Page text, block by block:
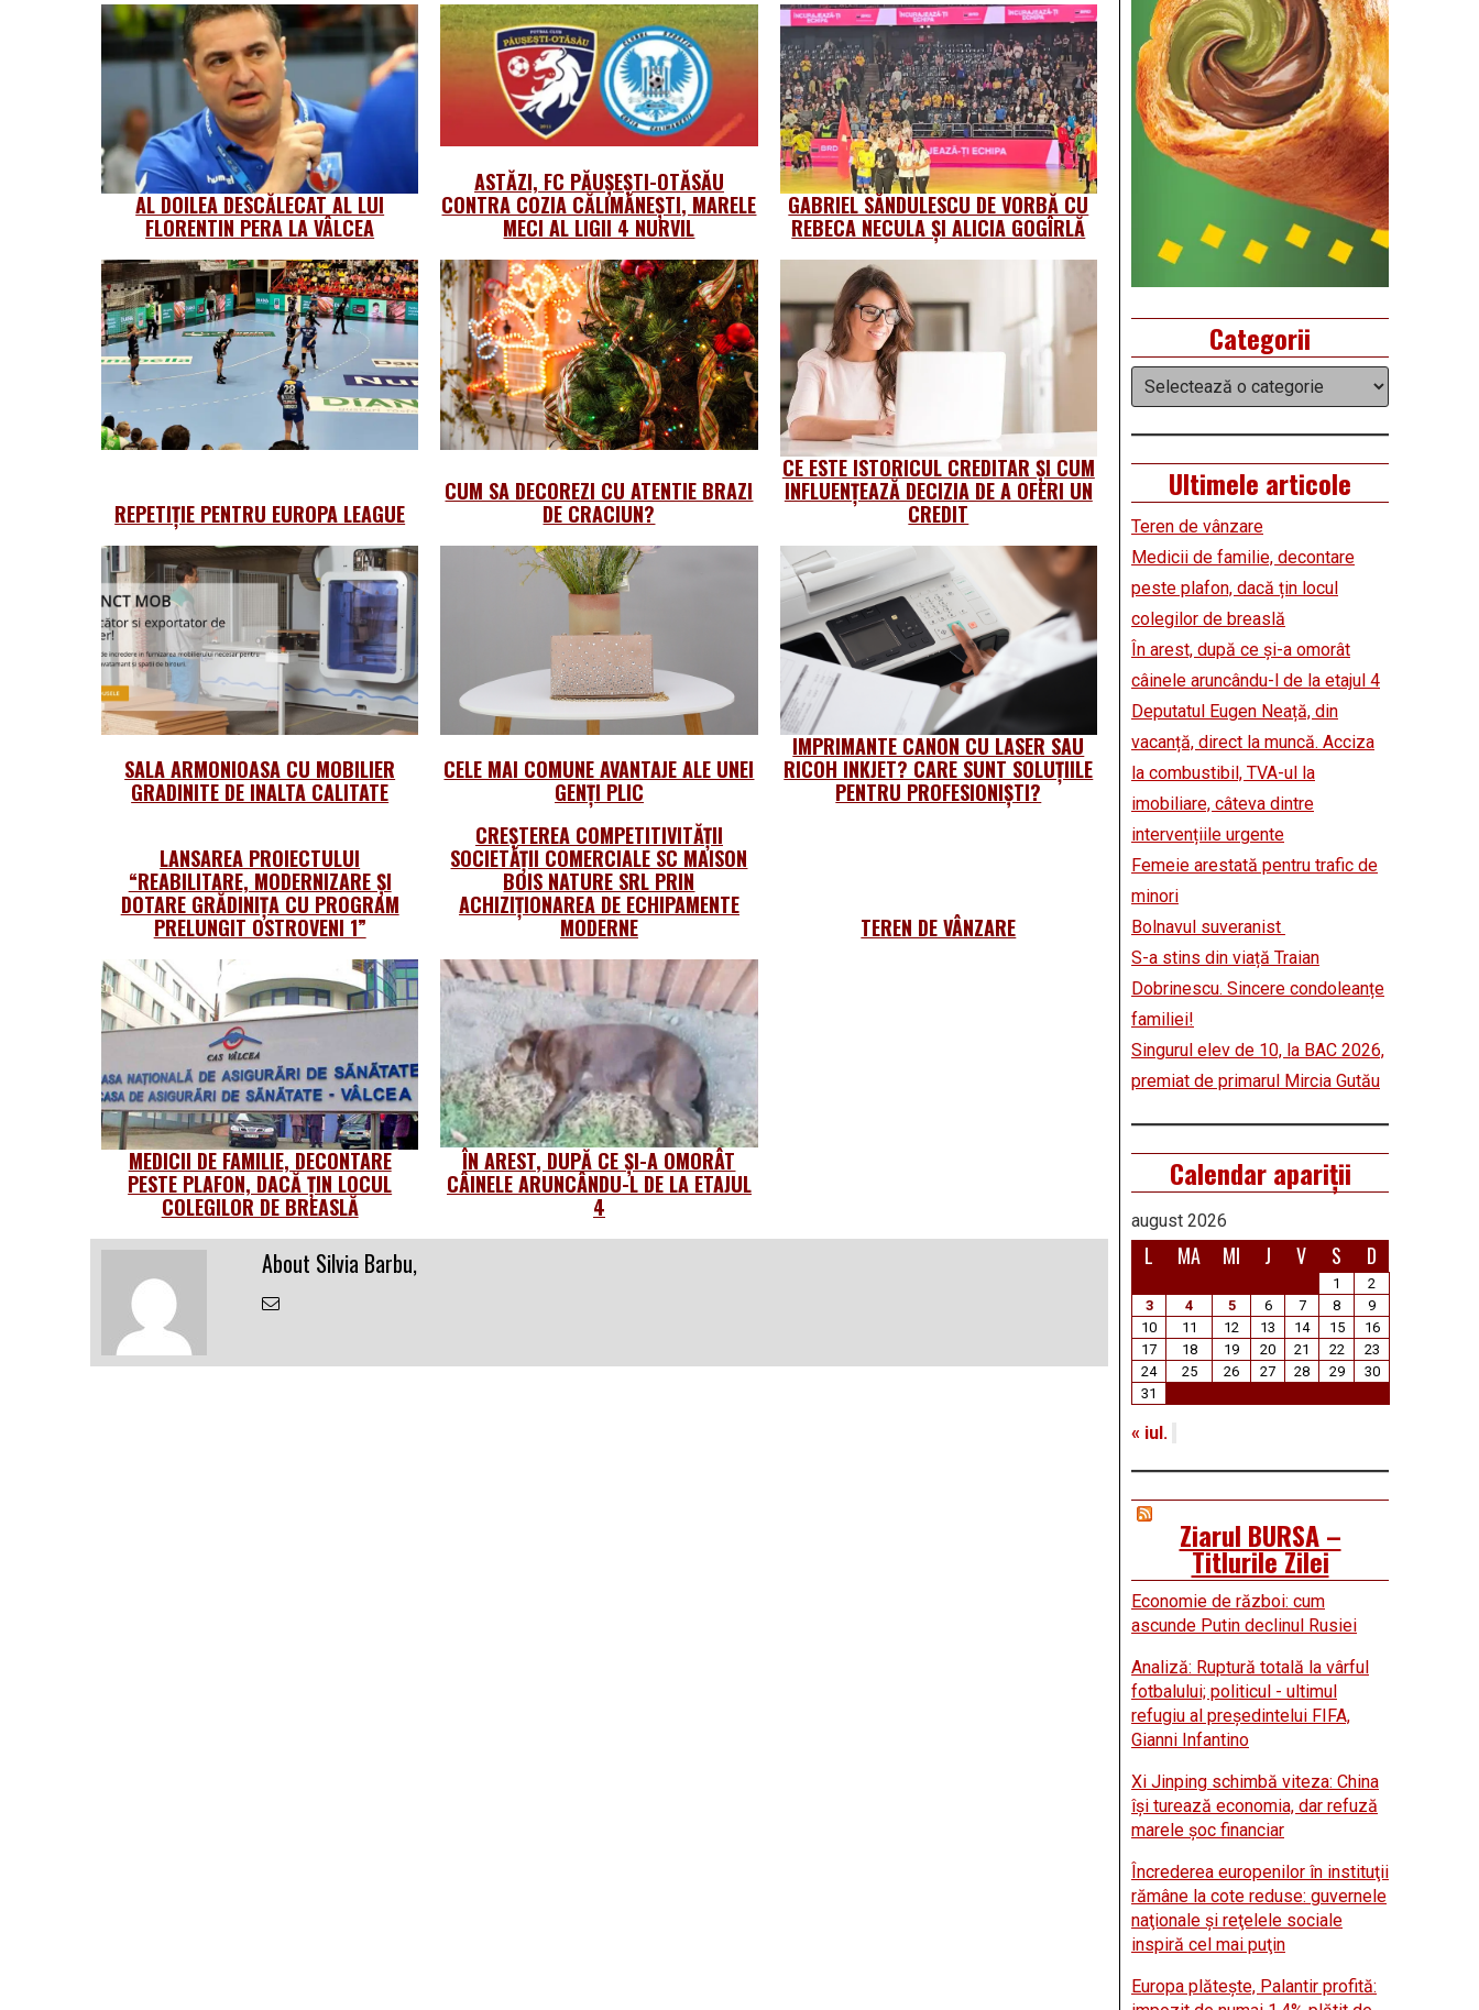
AL DOILEA DESCĂLECAT AL LUI
FLORENTIN PERA LA VÂLCEA
ASTĂZI, FC PĂUȘEȘTI-OTĂSĂU
CONTRA COZIA CĂLIMĂNEȘTI, MARELE
MECI AL LIGII 4 NURVIL
GABRIEL SĂNDULESCU DE VORBĂ CU
REBECA NECULA ȘI ALICIA GOGÎRLĂ
REPETIȚIE PENTRU EUROPA LEAGUE
CUM SA DECOREZI CU ATENTIE BRAZI
DE CRACIUN?
CE ESTE ISTORICUL CREDITAR ȘI CUM
INFLUENȚEAZĂ DECIZIA DE A OFERI UN
CREDIT
SALA ARMONIOASA CU MOBILIER
GRADINITE DE INALTA CALITATE
CELE MAI COMUNE AVANTAJE ALE UNEI
GENȚI PLIC
IMPRIMANTE CANON CU LASER SAU
RICOH INKJET? CARE SUNT SOLUȚIILE
PENTRU PROFESIONIŞTI?
LANSAREA PROIECTULUI
“REABILITARE, MODERNIZARE ȘI
DOTARE GRĂDINIȚA CU PROGRAM
PRELUNGIT OSTROVENI 1”
CREȘTEREA COMPETITIVITĂȚII
SOCIETĂȚII COMERCIALE SC MAISON
BOIS NATURE SRL PRIN
ACHIZIȚIONAREA DE ECHIPAMENTE
MODERNE
TEREN DE VÂNZARE
MEDICII DE FAMILIE, DECONTARE
PESTE PLAFON, DACĂ ȚIN LOCUL
COLEGILOR DE BREASLĂ
ÎN AREST, DUPĂ CE ȘI-A OMORÂT
CÂINELE ARUNCÂNDU-L DE LA ETAJUL
4
About Silvia Barbu,
Email
Categorii
Categorii
Ultimele articole
Teren de vânzare
Medicii de familie, decontare
peste plafon, dacă țin locul
colegilor de breaslă
În arest, după ce și-a omorât
câinele aruncându-l de la etajul 4
Deputatul Eugen Neață, din
vacanță, direct la muncă. Acciza
la combustibil, TVA-ul la
imobiliare, câteva dintre
intervențiile urgente
Femeie arestată pentru trafic de
minori
Bolnavul suveranist
S-a stins din viață Traian
Dobrinescu. Sincere condoleanțe
familiei!
Singurul elev de 10, la BAC 2026,
premiat de primarul Mircia Gutău
Calendar apariții
august 2026
L MA MI J V S D
1
2
3
4 5 6 7 8
9
10
11 12 13 14 15
16
17
18 19 20 21 22
23
24
25 26 27 28 29
30
31
« iul.
Ziarul BURSA –
Titlurile Zilei
Economie de război: cum
ascunde Putin declinul Rusiei
Analiză: Ruptură totală la vârful
fotbalului; politicul - ultimul
refugiu al preşedintelui FIFA,
Gianni Infantino
Xi Jinping schimbă viteza: China
îşi turează economia, dar refuză
marele şoc financiar
Încrederea europenilor în instituţii
rămâne la cote reduse: guvernele
naţionale şi reţelele sociale
inspiră cel mai puţin
Europa plăteşte, Palantir profită: